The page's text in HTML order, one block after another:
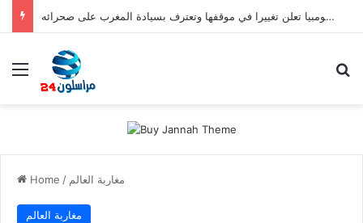
صفعة للبوليساريو.. كولومبيا تعلن تغييرا في موقفها وتعترف بسيادة المغرب على صحرائه
Menu
Home / مغاربة العالم
مغاربة العالم